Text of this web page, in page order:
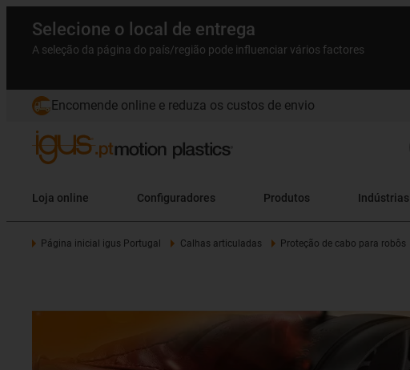
Selecione o local de entrega
A seleção da página do país/região pode influenciar vários factores
Encomende online e reduza os custos de envio
Loja online Configuradores Produtos Indústrias
Página inicial igus Portugal Calhas articuladas Proteção de cabo para robôs